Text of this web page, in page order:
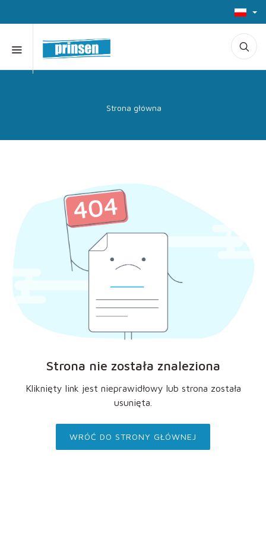
Strona główna
Strona nie została znaleziona
Kliknięty link jest nieprawidłowy lub strona została
usunięta.
WRÓĆ DO STRONY GŁÓWNEJ